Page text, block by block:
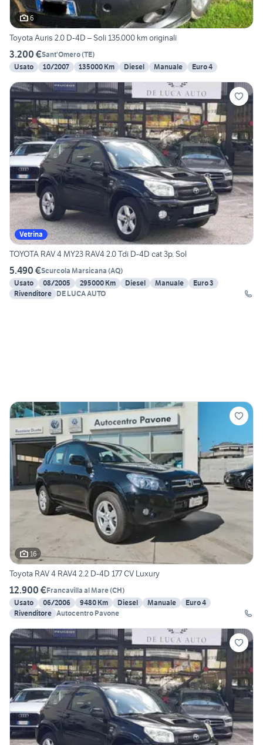
6
Toyota Auris 2.0 D-4D – Soli 135.000 km originali
3.200 €Sant'Omero(TE)
Usato
10/2007 135000 Km Diesel Manuale Euro 4
Vetrina
TOYOTA RAV 4 MY23 RAV4 2.0 Tdi D-4D cat 3p. Sol
5.490 €Scurcola Marsicana (AQ)
Usato
08/2005 295000 Km Diesel Manuale
Euro 3
Rivenditore DE LUCA AUTO
16
Toyota RAV 4 RAV4 2.2 D-4D 177 CV Luxury
12.900 €Francavilla al Mare(CH)
Usato
06/2006 9480 Km Diesel Manuale
Euro 4
Rivenditore Autocentro Pavone